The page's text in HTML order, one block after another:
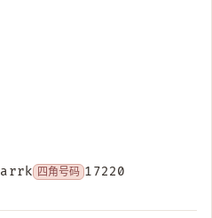
arrk 四角号码 17220